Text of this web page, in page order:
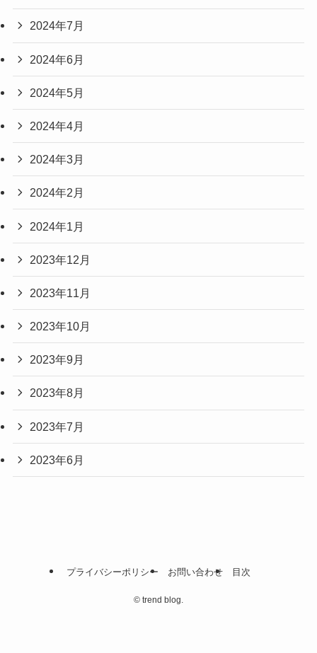
2024年7月
2024年6月
2024年5月
2024年4月
2024年3月
2024年2月
2024年1月
2023年12月
2023年11月
2023年10月
2023年9月
2023年8月
2023年7月
2023年6月
プライバシーポリシー お問い合わせ 目次
© trend blog.